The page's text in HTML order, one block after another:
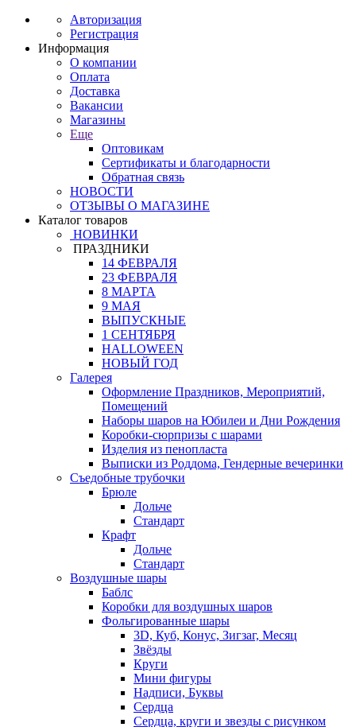
Авторизация
Регистрация
Информация
О компании
Оплата
Доставка
Вакансии
Магазины
Еще
Оптовикам
Сертификаты и благодарности
Обратная связь
НОВОСТИ
ОТЗЫВЫ О МАГАЗИНЕ
Каталог товаров
НОВИНКИ
ПРАЗДНИКИ
14 ФЕВРАЛЯ
23 ФЕВРАЛЯ
8 МАРТА
9 МАЯ
ВЫПУСКНЫЕ
1 СЕНТЯБРЯ
HALLOWEEN
НОВЫЙ ГОД
Галерея
Оформление Праздников, Мероприятий,
Помещений
Наборы шаров на Юбилеи и Дни Рождения
Коробки-сюрпризы с шарами
Изделия из пенопласта
Выписки из Роддома, Гендерные вечеринки
Съедобные трубочки
Брюле
Дольче
Стандарт
Крафт
Дольче
Стандарт
Воздушные шары
Баблс
Коробки для воздушных шаров
Фольгированные шары
3D, Куб, Конус, Зигзаг, Месяц
Звёзды
Круги
Мини фигуры
Надписи, Буквы
Сердца
Сердца, круги и звезды с рисунком